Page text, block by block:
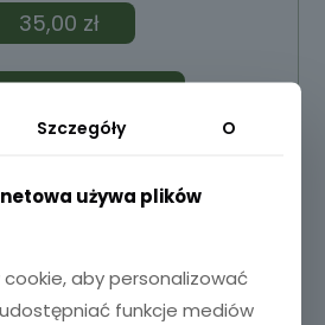
35,00 zł
Szczegóły O
używa plików
cookie, aby personalizować
funkcje mediów